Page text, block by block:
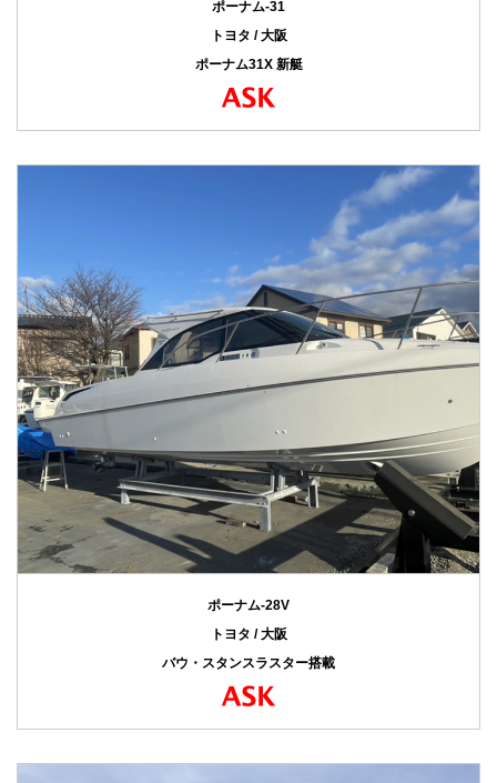
ポーナム-31
トヨタ / 大阪
ポーナム31X 新艇
ポーナム-28V
トヨタ / 大阪
バウ・スタンスラスター搭載